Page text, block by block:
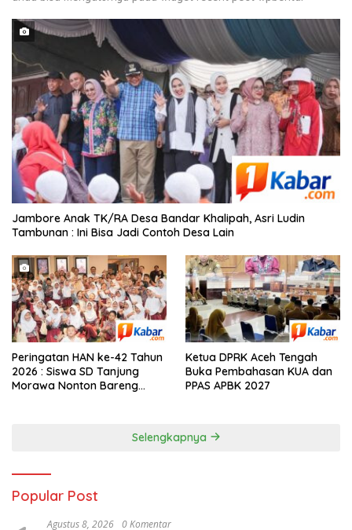
Jambore Anak TK/RA Desa Bandar Khalipah, Asri Ludin
Tambunan : Ini Bisa Jadi Contoh Desa Lain
Peringatan HAN ke-42 Tahun
2026 : Siswa SD Tanjung
Morawa Nonton Bareng
Ketua DPRK Aceh Tengah
Buka Pembahasan KUA dan
PPAS APBK 2027
Selengkapnya
Popular Post
Agustus 8, 2026 0 Komentar